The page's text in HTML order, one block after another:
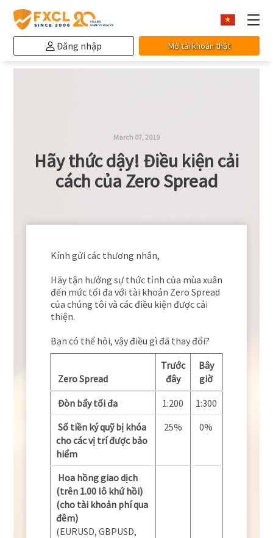
Đăng nhập Mở tài khoản thật
March 07, 2019
Hãy thức dậy! Điều kiện cải
cách của Zero Spread
Kính gửi các thương nhân,
Hãy tận hưởng sự thức tỉnh của mùa xuân
đến mức tối đa với tài khoản Zero Spread
của chúng tôi và các điều kiện được cải
thiện.
Bạn có thể hỏi, vậy điều gì đã thay đổi?
Zero Spread
Trước
đây
Bây
giờ
Đòn bẩy tối đa
1:200
1:300
Số tiền ký quỹ bị khóa
cho các vị trí được bảo
hiểm
25% 0%
Hoa hồng giao dịch
(trên 1.00 lô khứ hồi)
(cho tài khoản phí qua
đêm)
(EURUSD, GBPUSD,